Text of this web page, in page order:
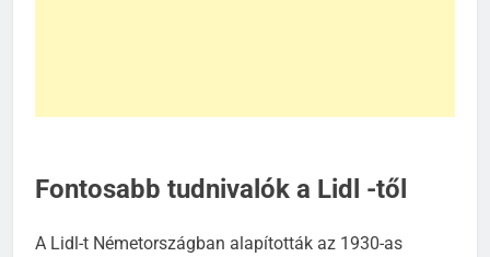
Fontosabb tudnivalók a Lidl -től
A Lidl-t Németországban alapították az 1930-as